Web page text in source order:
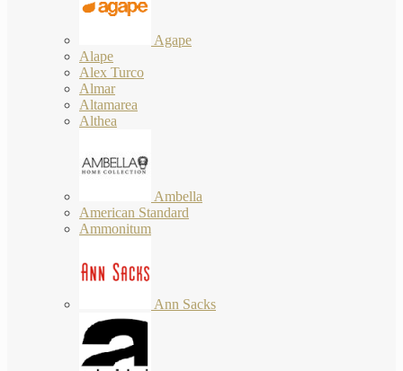
Agape
Alape
Alex Turco
Almar
Altamarea
Althea
Ambella
American Standard
Ammonitum
Ann Sacks